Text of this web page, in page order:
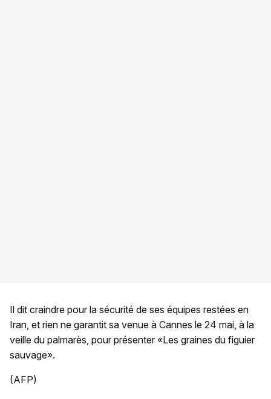
Il dit craindre pour la sécurité de ses équipes restées en
Iran, et rien ne garantit sa venue à Cannes le 24 mai, à la
veille du palmarès, pour présenter «Les graines du figuier
sauvage».
(AFP)